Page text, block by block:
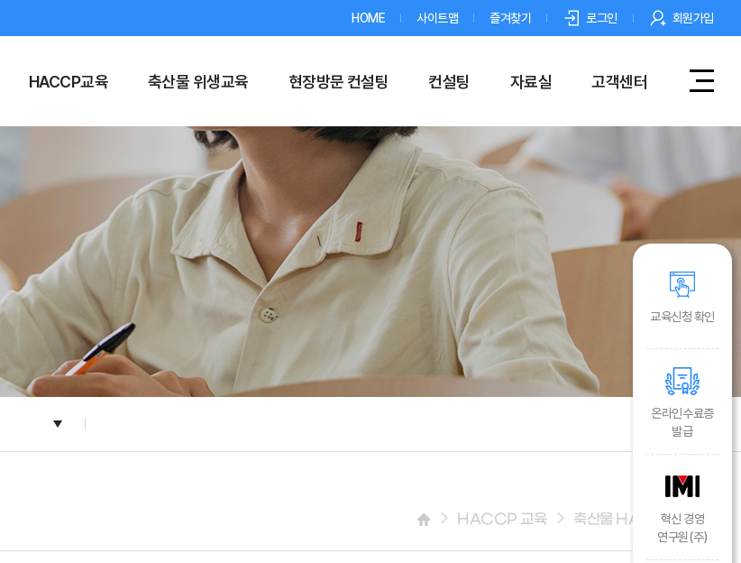
HOME 사이트맵 즐겨찾기 로그인 회원가입
HACCP교육 축산물 위생교육 현장방문 컨설팅 컨설팅 자료실 고객센터
HACCP 교육 축산물 HACCP
교육신청 확인
온라인수료증
발급
혁신 경영
연구원(주)